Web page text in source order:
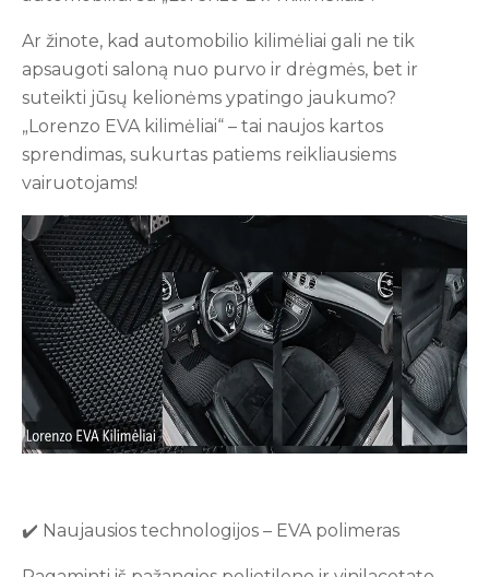
Ar žinote, kad automobilio kilimėliai gali ne tik
apsaugoti saloną nuo purvo ir drėgmės, bet ir
suteikti jūsų kelionėms ypatingo jaukumo?
„Lorenzo EVA kilimėliai“ – tai naujos kartos
sprendimas, sukurtas patiems reikliausiems
vairuotojams!
✔️ Naujausios technologijos – EVA polimeras